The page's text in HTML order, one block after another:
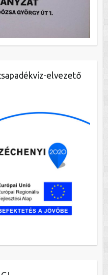
elvezető